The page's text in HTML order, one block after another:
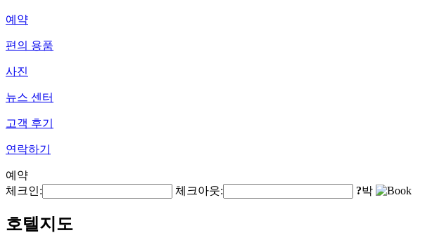
예약
편의 용품
사진
뉴스 센터
고객 후기
연락하기
예약
체크인:
체크아웃: ?박
호텔지도